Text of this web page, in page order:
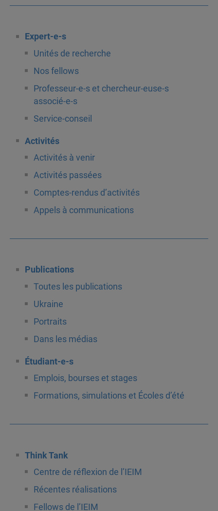
Expert-e-s
Unités de recherche
Nos fellows
Professeur-e-s et chercheur-euse-s
associé-e-s
Service-conseil
Activités
Activités à venir
Activités passées
Comptes-rendus d’activités
Appels à communications
Publications
Toutes les publications
Ukraine
Portraits
Dans les médias
Étudiant-e-s
Emplois, bourses et stages
Formations, simulations et Écoles d’été
Think Tank
Centre de réflexion de l’IEIM
Récentes réalisations
Fellows de l’IEIM